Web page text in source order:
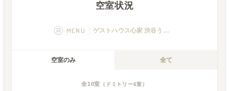
空室状況
MENU ゲストハウス心家 渋谷うすき
空室のみ 全て
全10室 （ドミトリー6室）